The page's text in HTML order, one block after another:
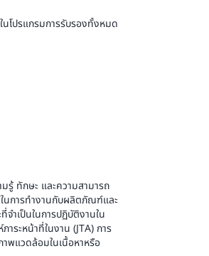
นโปรแกรมการรับรองทั้งหมด
มรู้ ทักษะ และความสามารถ
นการทำงานกับผลิตภัณฑ์และ
ำเป็นในการปฏิบัติงานใน
ระหน้าที่ในงาน (JTA) การ
พแวดล้อมในเนื้อหาหรือ